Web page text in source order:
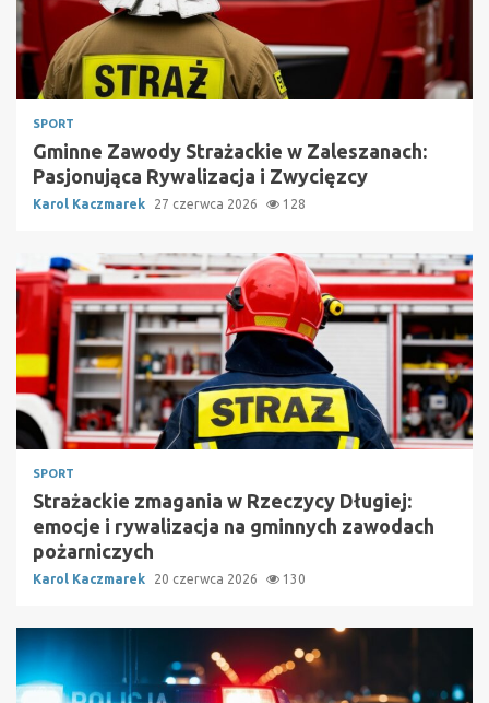
SPORT
Gminne Zawody Strażackie w Zaleszanach:
Pasjonująca Rywalizacja i Zwycięzcy
Karol Kaczmarek 27 czerwca 2026 128
SPORT
Strażackie zmagania w Rzeczycy Długiej:
emocje i rywalizacja na gminnych zawodach
pożarniczych
Karol Kaczmarek 20 czerwca 2026 130